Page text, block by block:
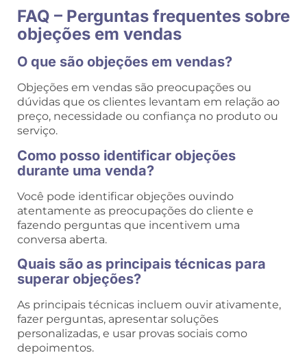
FAQ – Perguntas frequentes sobre
objeções em vendas
O que são objeções em vendas?
Objeções em vendas são preocupações ou
dúvidas que os clientes levantam em relação ao
preço, necessidade ou confiança no produto ou
serviço.
Como posso identificar objeções
durante uma venda?
Você pode identificar objeções ouvindo
atentamente as preocupações do cliente e
fazendo perguntas que incentivem uma
conversa aberta.
Quais são as principais técnicas para
superar objeções?
As principais técnicas incluem ouvir ativamente,
fazer perguntas, apresentar soluções
personalizadas, e usar provas sociais como
depoimentos.